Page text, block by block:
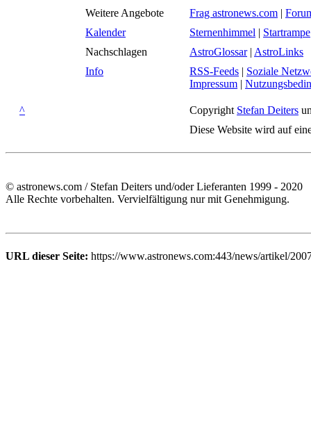
Weitere Angebote
Frag astronews.com |
Kalender
Sternenhimmel | Startrampe
Nachschlagen
AstroGlossar| AstroLinks
Info
RSS-Feeds | Soziale
Impressum |
^ Copyright Stefan Deiters
Diese Website wird auf
© astronews.com / Stefan Deiters und/oder Lieferanten 1999 - 2020
Alle Rechte vorbehalten. Vervielfältigung nur mit Genehmigung.
URL dieser Seite: https://www.astronews.com:443/news/artikel/